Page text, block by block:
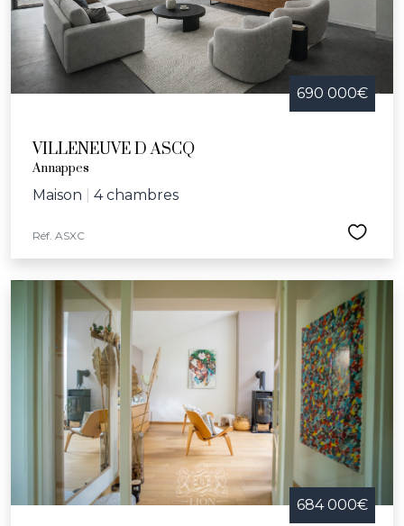
690 000€
VILLENEUVE D ASCQ
Annappes
Maison 4 chambres
Réf. ASXC
684 000€